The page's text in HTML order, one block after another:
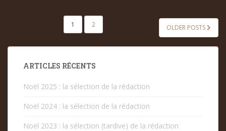
PAGINATION
PUBLICATIONS
1 2 OLDER POSTS
ARTICLES RÉCENTS
Noël 2025 : la sélection de la rédaction
Noël 2024 : la sélection de la rédaction
Noël 2023 : la sélection (tardive) de la rédaction